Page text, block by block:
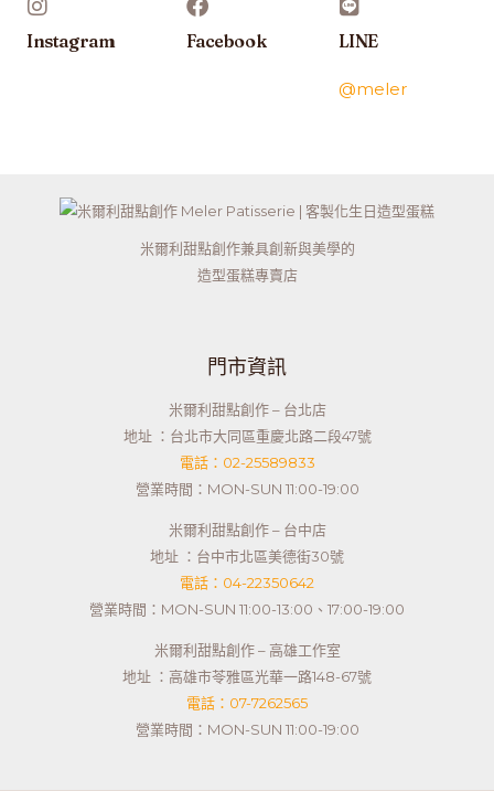
Instagram Facebook LINE
@meler
米爾利甜點創作兼具創新與美學的
造型蛋糕專賣店
門市資訊
米爾利甜點創作 – 台北店
地址 ：台北市大同區重慶北路二段47號
電話：02-25589833
營業時間：MON-SUN 11:00-19:00
米爾利甜點創作 – 台中店
地址 ：台中市北區美德街30號
電話：04-22350642
營業時間：MON-SUN 11:00-13:00、17:00-19:00
米爾利甜點創作 – 高雄工作室
地址 ：高雄市苓雅區光華一路148-67號
電話：07-7262565
營業時間：MON-SUN 11:00-19:00